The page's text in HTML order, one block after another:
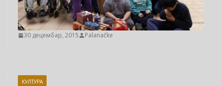
30 децембар, 2015 Palanačke
КУЛТУРА